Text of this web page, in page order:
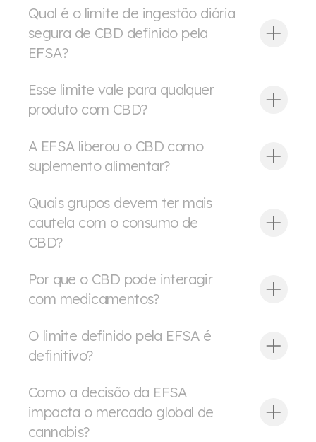
Qual é o limite de ingestão diária
segura de CBD definido pela
EFSA?
Esse limite vale para qualquer
produto com CBD?
A EFSA liberou o CBD como
suplemento alimentar?
Quais grupos devem ter mais
cautela com o consumo de
CBD?
Por que o CBD pode interagir
com medicamentos?
O limite definido pela EFSA é
definitivo?
Como a decisão da EFSA
impacta o mercado global de
cannabis?